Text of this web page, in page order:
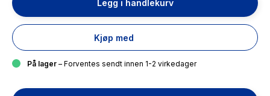
Legg i handlekurv
Kjøp med
På lager – Forventes sendt innen 1-2 virkedager